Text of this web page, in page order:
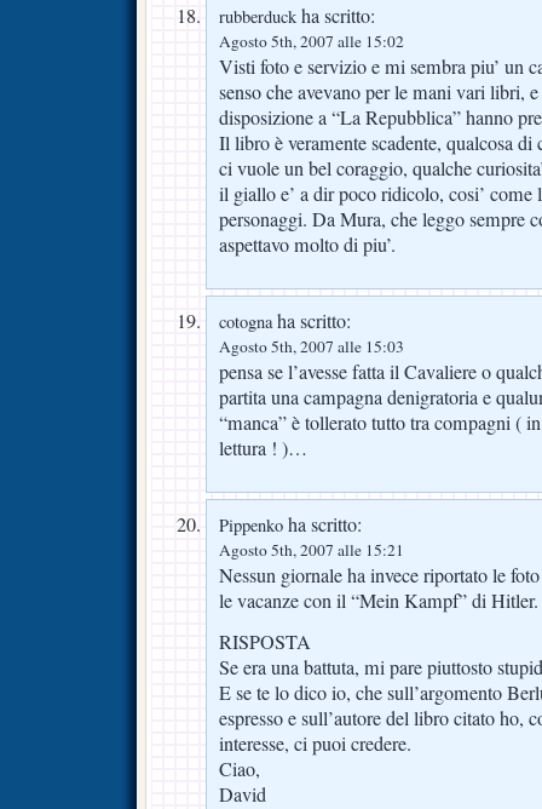
rubberduck ha scritto:
Agosto 5th, 2007 alle 15:02
Visti foto e servizio e mi sembra piu’ un
senso che avevano per le mani vari libri,
disposizione a “La Repubblica” hanno
Il libro è veramente scadente, qualcosa
ci vuole un bel coraggio, qualche
il giallo e’ a dir poco ridicolo, cosi’ come
personaggi. Da Mura, che leggo sempre
aspettavo molto di piu’.
cotognaha scritto:
Agosto 5th, 2007 alle 15:03
pensa se l’avesse fatta il Cavaliere o
partita una campagna denigratoria e
“manca” è tollerato tutto tra compagni (
lettura ! )…
Pippenko ha scritto:
Agosto 5th, 2007 alle 15:21
Nessun giornale ha invece riportato le
le vacanze con il “Mein Kampf” di Hitler.
RISPOSTA
Se era una battuta, mi pare piuttosto
E se te lo dico io, che sull’argomento
espresso e sull’autore del libro citato ho,
interesse, ci puoi credere.
Ciao,
David